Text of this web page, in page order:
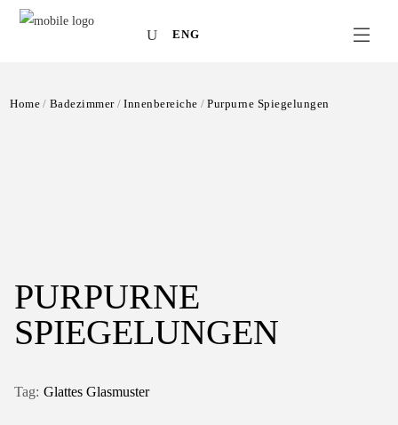
ENG
Home Badezimmer Innenbereiche Purpurne Spiegelungen
PURPURNE
SPIEGELUNGEN
Tag: Glattes Glasmuster